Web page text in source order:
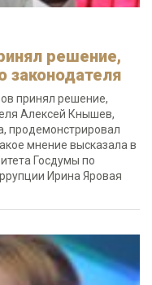
решение,
законодателя
принял решение,
Алексей Кнышев,
продемонстрировал
мнение высказала в
Госдумы по
Ирина Яровая